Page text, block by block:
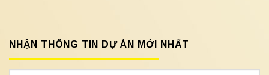
NHẬN THÔNG TIN DỰ ÁN MỚI NHẤT